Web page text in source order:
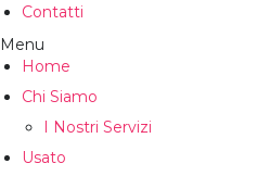
Contatti
Menu
Home
Chi Siamo
I Nostri Servizi
Usato